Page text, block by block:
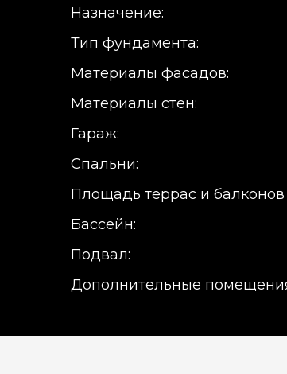
Назначение:
Тип фундамента:
Материалы фасадов:
Материалы стен:
Гараж:
Спальни:
Площадь террас и балконов
Подвал:
Бассейн:
Дополнительные